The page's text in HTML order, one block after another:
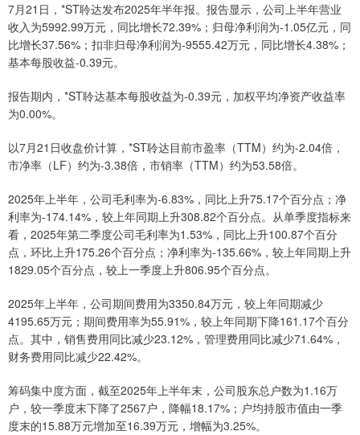
7月21日，*ST聆达发布2025年半年报。报告显示，公司上半年营业
收入为5992.99万元，同比增长72.39%；归母净利润为-1.05亿元，同
比增长37.56%；扣非归母净利润为-9555.42万元，同比增长4.38%；
基本每股收益-0.39元。
报告期内，*ST聆达基本每股收益为-0.39元，加权平均净资产收益率
为0.00%。
以7月21日收盘价计算，*ST聆达目前市盈率（TTM）约为-2.04倍，
市净率（LF）约为-3.38倍，市销率（TTM）约为53.58倍。
2025年上半年，公司毛利率为-6.83%，同比上升75.17个百分点；净
利率为-174.14%，较上年同期上升308.82个百分点。从单季度指标来
看，2025年第二季度公司毛利率为1.53%，同比上升100.87个百分
点，环比上升175.26个百分点；净利率为-135.66%，较上年同期上升
1829.05个百分点，较上一季度上升806.95个百分点。
2025年上半年，公司期间费用为3350.84万元，较上年同期减少
4195.65万元；期间费用率为55.91%，较上年同期下降161.17个百分
点。其中，销售费用同比减少23.12%，管理费用同比减少71.64%，
财务费用同比减少22.42%。
筹码集中度方面，截至2025年上半年末，公司股东总户数为1.16万
户，较一季度末下降了2567户，降幅18.17%；户均持股市值由一季
度末的15.88万元增加至16.39万元，增幅为3.25%。